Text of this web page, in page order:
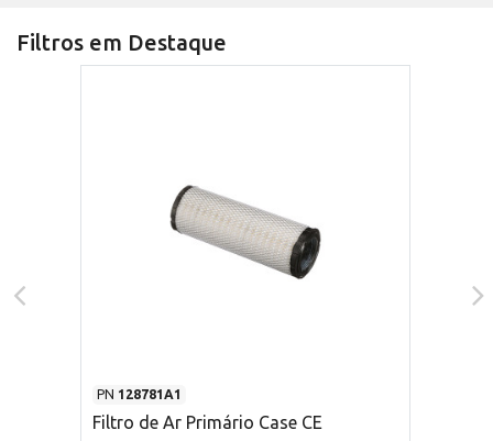
Filtros em Destaque
PN 128781A1
Filtro de Ar Primário Case CE